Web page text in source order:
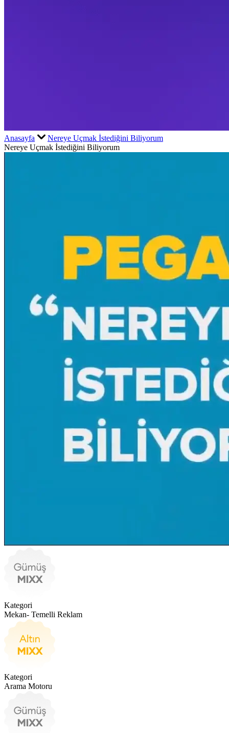
Anasayfa
Nereye Uçmak İstediğini Biliyorum
Nereye Uçmak İstediğini Biliyorum
Kategori
Mekan- Temelli Reklam
Kategori
Arama Motoru